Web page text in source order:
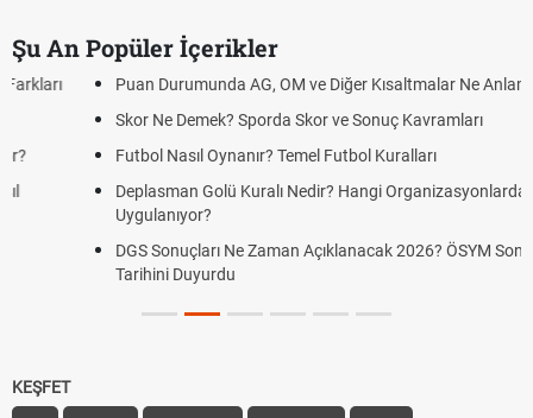
Şu An Popüler İçerikler
Puan Durumunda AG, OM ve Diğer Kısaltmalar Ne Anlama Gelir?
Skor Ne Demek? Sporda Skor ve Sonuç Kavramları
Futbol Nasıl Oynanır? Temel Futbol Kuralları
Deplasman Golü Kuralı Nedir? Hangi Organizasyonlarda
Uygulanıyor?
DGS Sonuçları Ne Zaman Açıklanacak 2026? ÖSYM Sonuç
Tarihini Duyurdu
KEŞFET